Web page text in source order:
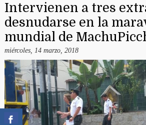
Intervienen a tres
desnudarse en la
mundial de
miércoles, 14 marzo, 2018